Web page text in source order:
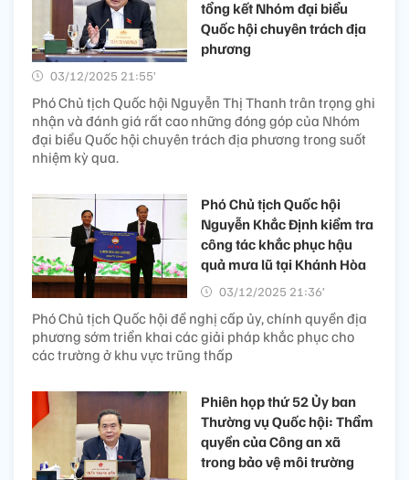
tổng kết Nhóm đại biểu
Quốc hội chuyên trách địa
phương
03/12/2025 21:55’
Phó Chủ tịch Quốc hội Nguyễn Thị Thanh trân trọng ghi
nhận và đánh giá rất cao những đóng góp của Nhóm
đại biểu Quốc hội chuyên trách địa phương trong suốt
nhiệm kỳ qua.
Phó Chủ tịch Quốc hội
Nguyễn Khắc Định kiểm tra
công tác khắc phục hậu
quả mưa lũ tại Khánh Hòa
03/12/2025 21:36’
Phó Chủ tịch Quốc hội đề nghị cấp ủy, chính quyền địa
phương sớm triển khai các giải pháp khắc phục cho
các trường ở khu vực trũng thấp
Phiên họp thứ 52 Ủy ban
Thường vụ Quốc hội: Thẩm
quyền của Công an xã
trong bảo vệ môi trường